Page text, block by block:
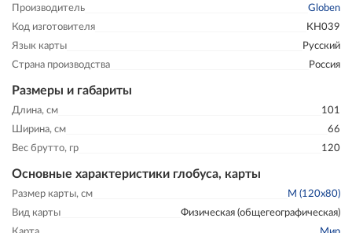
Производитель
Globen
Код изготовителя
КН039
Язык карты
Русский
Страна производства
Россия
Размеры и габариты
Длина, см
101
Ширина, см
66
Вес брутто, гр
120
Основные характеристики глобуса, карты
Размер карты, см
M (120x80)
Вид карты
Физическая (общегеографическая)